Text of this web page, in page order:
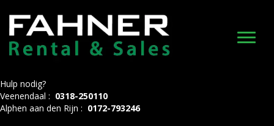
Hulp nodig?
Veenendaal : 0318-250110
Alphen aan den Rijn : 0172-793246